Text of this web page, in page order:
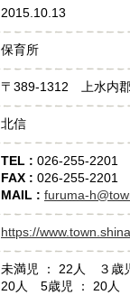
2015.10.13
保育所
〒389-1312 上水内
北信
TEL : 026-255-2201
FAX : 026-255-2201
MAIL : furuma-
https://
未満児 ： 22人 ３歳
20人 5歳児 ： 20人